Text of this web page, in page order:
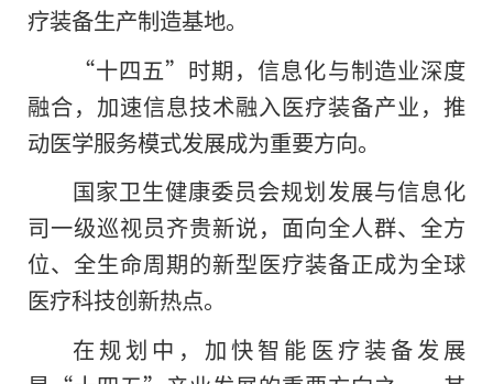
疗装备生产制造基地。
“十四五”时期，信息化与制造业深度
融合，加速信息技术融入医疗装备产业，推
动医学服务模式发展成为重要方向。
国家卫生健康委员会规划发展与信息化
司一级巡视员齐贵新说，面向全人群、全方
位、全生命周期的新型医疗装备正成为全球
医疗科技创新热点。
在规划中，加快智能医疗装备发展